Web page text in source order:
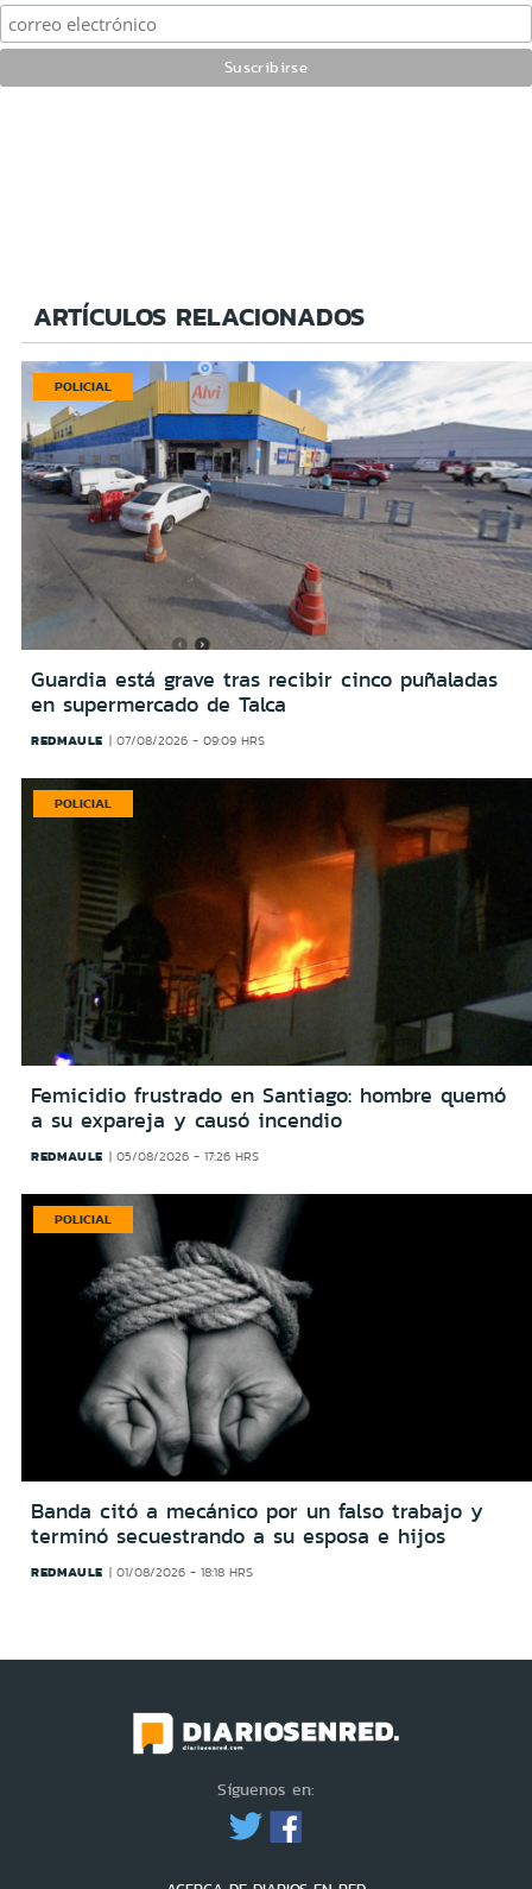
ARTÍCULOS RELACIONADOS
POLICIAL
Guardia está grave tras recibir cinco puñaladas
en supermercado de Talca
REDMAULE 07/08/2026 - 09:09 HRS
POLICIAL
Femicidio frustrado en Santiago: hombre quemó
a su expareja y causó incendio
REDMAULE 05/08/2026 - 17:26 HRS
POLICIAL
Banda citó a mecánico por un falso trabajo y
terminó secuestrando a su esposa e hijos
REDMAULE 01/08/2026 - 18:18 HRS
Síguenos en: